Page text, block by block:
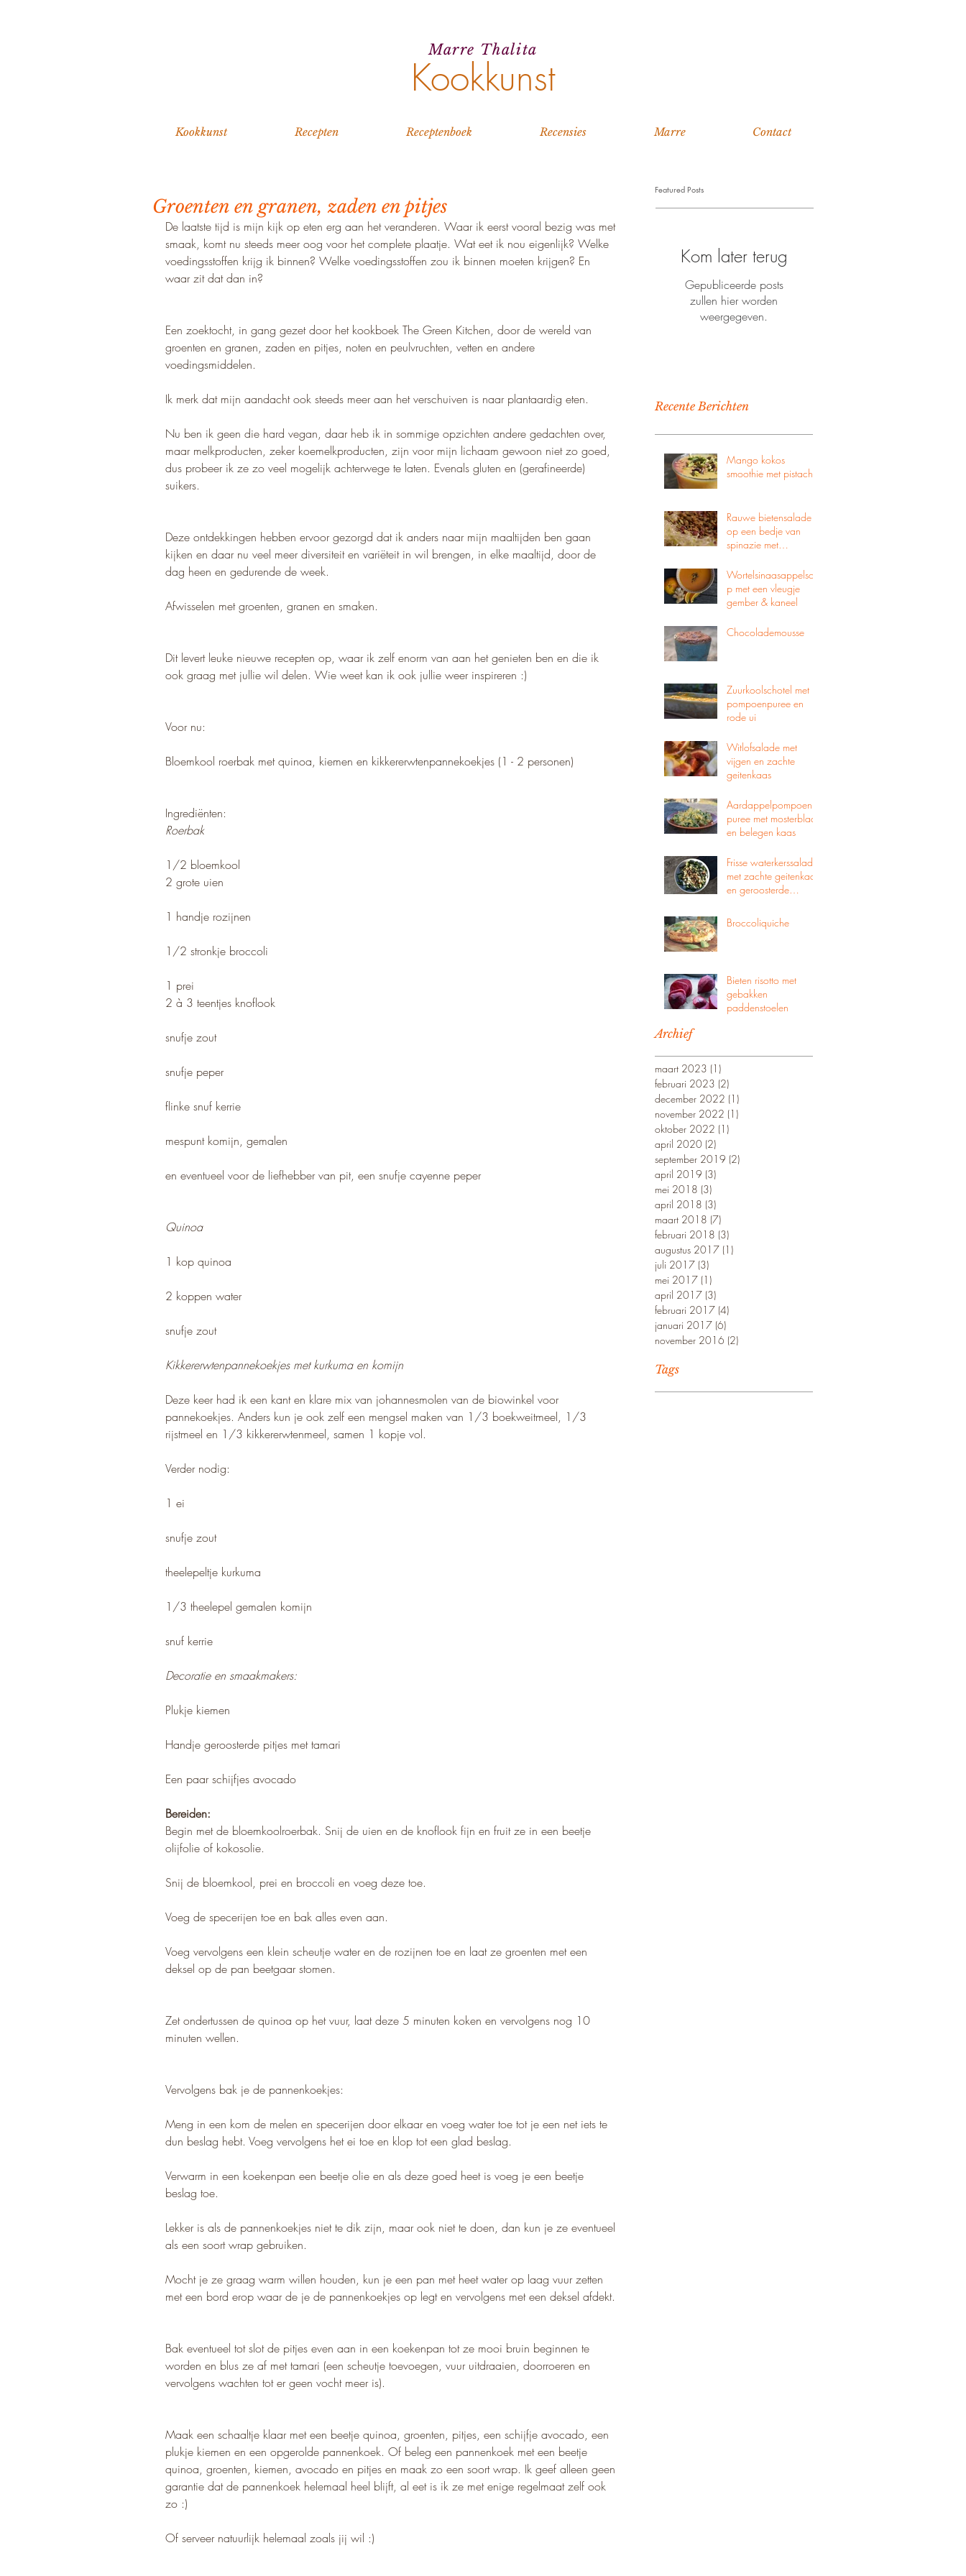
Kookkunst
Marre Thalita
Kookkunst Recepten Receptenboek Recensies Marre Contact
Groenten en granen, zaden en pitjes
De laatste tijd is mijn kijk op eten erg aan het veranderen. Waar ik eerst vooral bezig was met
smaak, komt nu steeds meer oog voor het complete plaatje. Wat eet ik nou eigenlijk? Welke
voedingsstoffen krijg ik binnen? Welke voedingsstoffen zou ik binnen moeten krijgen? En
waar zit dat dan in?
Een zoektocht, in gang gezet door het kookboek The Green Kitchen, door de wereld van
groenten en granen, zaden en pitjes, noten en peulvruchten, vetten en andere
voedingsmiddelen.
Ik merk dat mijn aandacht ook steeds meer aan het verschuiven is naar plantaardig eten.
Nu ben ik geen die hard vegan, daar heb ik in sommige opzichten andere gedachten over,
maar melkproducten, zeker koemelkproducten, zijn voor mijn lichaam gewoon niet zo goed,
dus probeer ik ze zo veel mogelijk achterwege te laten. Evenals gluten en (gerafineerde)
suikers.
Deze ontdekkingen hebben ervoor gezorgd dat ik anders naar mijn maaltijden ben gaan
kijken en daar nu veel meer diversiteit en variëteit in wil brengen, in elke maaltijd, door de
dag heen en gedurende de week.
Afwisselen met groenten, granen en smaken.
Dit levert leuke nieuwe recepten op, waar ik zelf enorm van aan het genieten ben en die ik
ook graag met jullie wil delen. Wie weet kan ik ook jullie weer inspireren :)
Voor nu:
Bloemkool roerbak met quinoa, kiemen en kikkererwtenpannekoekjes (1 - 2 personen)
Ingrediënten:
Roerbak
1/2 bloemkool
2 grote uien
1 handje rozijnen
1/2 stronkje broccoli
1 prei
2 à 3 teentjes knoflook
snufje zout
snufje peper
flinke snuf kerrie
mespunt komijn, gemalen
en eventueel voor de liefhebber van pit, een snufje cayenne peper
Quinoa
1 kop quinoa
2 koppen water
snufje zout
Kikkererwtenpannekoekjes met kurkuma en komijn
Deze keer had ik een kant en klare mix van johannesmolen van de biowinkel voor
pannekoekjes. Anders kun je ook zelf een mengsel maken van 1/3 boekweitmeel, 1/3
rijstmeel en 1/3 kikkererwtenmeel, samen 1 kopje vol.
Verder nodig:
1 ei
snufje zout
theelepeltje kurkuma
1/3 theelepel gemalen komijn
snuf kerrie
Decoratie en smaakmakers:
Plukje kiemen
Handje geroosterde pitjes met tamari
Een paar schijfjes avocado
Bereiden:
Begin met de bloemkoolroerbak. Snij de uien en de knoflook fijn en fruit ze in een beetje
olijfolie of kokosolie.
Snij de bloemkool, prei en broccoli en voeg deze toe.
Voeg de specerijen toe en bak alles even aan.
Voeg vervolgens een klein scheutje water en de rozijnen toe en laat ze groenten met een
deksel op de pan beetgaar stomen.
Zet ondertussen de quinoa op het vuur, laat deze 5 minuten koken en vervolgens nog 10
minuten wellen.
Vervolgens bak je de pannenkoekjes:
Meng in een kom de melen en specerijen door elkaar en voeg water toe tot je een net iets te
dun beslag hebt. Voeg vervolgens het ei toe en klop tot een glad beslag.
Verwarm in een koekenpan een beetje olie en als deze goed heet is voeg je een beetje
beslag toe.
Lekker is als de pannenkoekjes niet te dik zijn, maar ook niet te doen, dan kun je ze eventueel
als een soort wrap gebruiken.
Mocht je ze graag warm willen houden, kun je een pan met heet water op laag vuur zetten
met een bord erop waar de je de pannenkoekjes op legt en vervolgens met een deksel afdekt.
Bak eventueel tot slot de pitjes even aan in een koekenpan tot ze mooi bruin beginnen te
worden en blus ze af met tamari (een scheutje toevoegen, vuur uitdraaien, doorroeren en
vervolgens wachten tot er geen vocht meer is).
Maak een schaaltje klaar met een beetje quinoa, groenten, pitjes, een schijfje avocado, een
plukje kiemen en een opgerolde pannenkoek. Of beleg een pannenkoek met een beetje
quinoa, groenten, kiemen, avocado en pitjes en maak zo een soort wrap. Ik geef alleen geen
garantie dat de pannenkoek helemaal heel blijft, al eet is ik ze met enige regelmaat zelf ook
zo :)
Of serveer natuurlijk helemaal zoals jij wil :)
Featured Posts
Kom later terug
Gepubliceerde posts
zullen hier worden
weergegeven.
Recente Berichten
Mango kokos
smoothie met pistache
Rauwe bietensalade
op een bedje van
spinazie met
pompoenpitten &
zachte geitenkaas
Wortelsinaasappelsoe
p met een vleugje
gember & kaneel
Chocolademousse
Zuurkoolschotel met
pompoenpuree en
rode ui
Witlofsalade met
vijgen en zachte
geitenkaas
Aardappelpompoen
puree met mosterblad
en belegen kaas
Frisse waterkerssalade
met zachte geitenkaas
en geroosterde
Broccoliquiche
Bieten risotto met
gebakken
paddenstoelen
Archief
maart 2023 (1)
februari 2023 (2)
december 2022 (1)
november 2022 (1)
oktober 2022 (1)
april 2020 (2)
september 2019 (2)
april 2019 (3)
mei 2018 (3)
april 2018 (3)
maart 2018 (7)
februari 2018 (3)
augustus 2017 (1)
juli 2017 (3)
mei 2017 (1)
april 2017 (3)
februari 2017 (4)
januari 2017 (6)
november 2016 (2)
Tags